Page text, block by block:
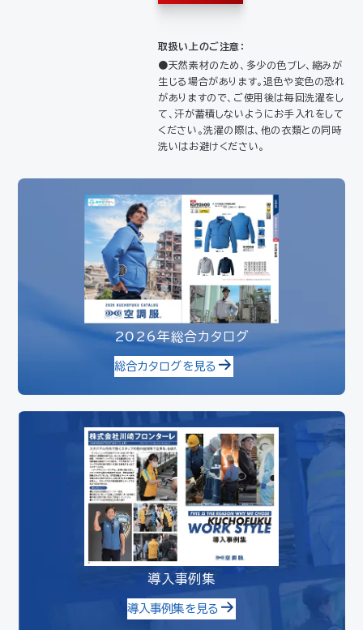
取扱い上のご注意：
●天然素材のため、多少の色ブレ、縮みが
生じる場合があります。退色や変色の恐れ
がありますので、ご使用後は毎回洗濯をし
て、汗が蓄積しないようにお手入れをして
ください。洗濯の際は、他の衣類との同時
洗いはお避けください。
2026年総合カタログ
総合カタログを見る
導入事例集
導入事例集を見る